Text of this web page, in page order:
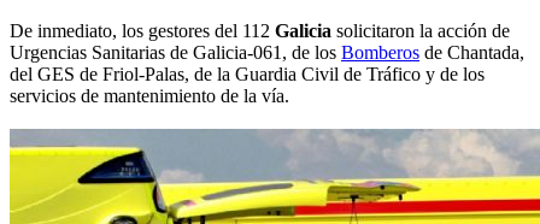
De inmediato, los gestores del 112 Galicia solicitaron la acción de
Urgencias Sanitarias de Galicia-061, de los Bomberos de Chantada,
del GES de Friol-Palas, de la Guardia Civil de Tráfico y de los
servicios de mantenimiento de la vía.